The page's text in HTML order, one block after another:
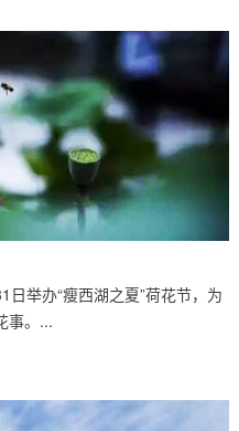
举办“瘦西湖之夏”荷花节，为
事。...